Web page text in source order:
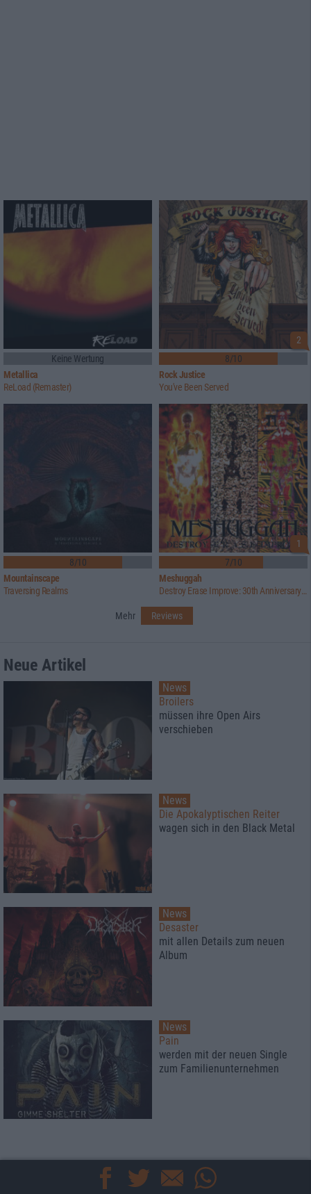
Keine Wertung
Metallica
ReLoad (Remaster)
2
8/10
Rock Justice
You've Been Served
8/10
Mountainscape
Traversing Realms
1
7/10
Meshuggah
Destroy Erase Improve: 30th Anniversary Edition
Mehr Reviews
Neue Artikel
News
Broilers
müssen ihre Open Airs
verschieben
News
Die Apokalyptischen Reiter
wagen sich in den Black Metal
News
Desaster
mit allen Details zum neuen
Album
News
Pain
werden mit der neuen Single
zum Familienunternehmen